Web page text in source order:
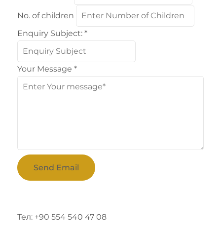
No. of children
Enquiry Subject: *
Your Message *
Send Email
Тел: +90 554 540 47 08